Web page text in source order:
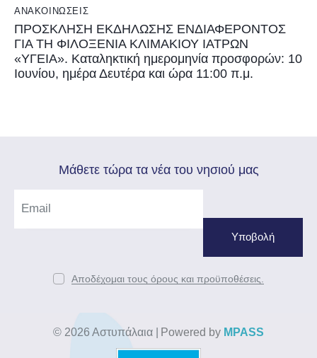
ΑΝΑΚΟΙΝΏΣΕΙΣ
ΠΡΟΣΚΛΗΣΗ ΕΚΔΗΛΩΣΗΣ ΕΝΔΙΑΦΕΡΟΝΤΟΣ
ΓΙΑ ΤΗ ΦΙΛΟΞΕΝΙΑ ΚΛΙΜΑΚΙΟΥ ΙΑΤΡΩΝ
«ΥΓΕΙΑ». Καταληκτική ημερομηνία προσφορών: 10
Ιουνίου, ημέρα Δευτέρα και ώρα 11:00 π.μ.
Mάθετε τώρα τα νέα του νησιού μας
Αποδέχομαι τους όρους και προϋποθέσεις.
© 2026 Αστυπάλαια Powered by MPASS